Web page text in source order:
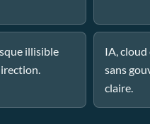
illisible
IA,
sans
claire.